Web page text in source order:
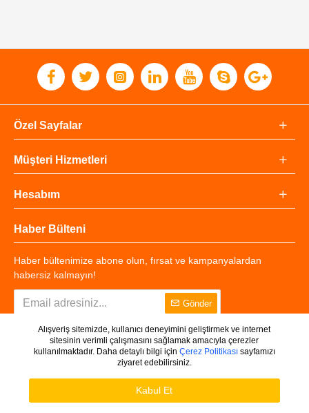
Özel Sayfalar
Müşteri Hizmetleri
Hesabım
Haber Bülteni
Haber bültenimize abone olun, fırsat ve kampanyalardan
habersiz kalmayın!
Gönder
Copyright © 2025 - Tüm Hakları Saklıdır.
Alışveriş sitemizde, kullanıcı deneyimini geliştirmek ve internet
sitesinin verimli çalışmasını sağlamak amacıyla çerezler
kullanılmaktadır. Daha detaylı bilgi için Çerez Politikasısayfamızı
ziyaret edebilirsiniz.
Kabul Et
Ürünleri Filtrele